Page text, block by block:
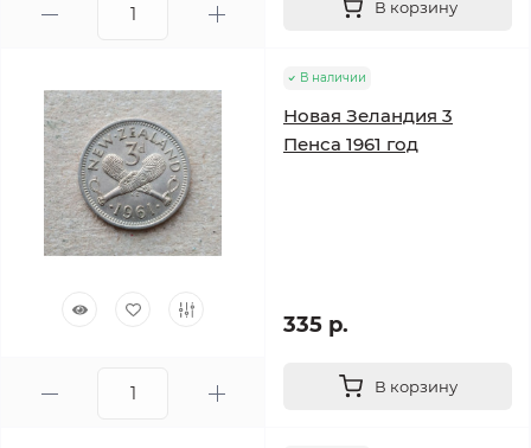
В корзину
В наличии
Новая Зеландия 3
Пенса 1961 год
335 р.
В корзину